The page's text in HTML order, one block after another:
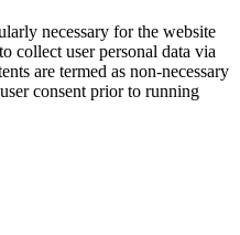
necessary for the website
collect user personal data via
are termed as non-necessary
consent prior to running